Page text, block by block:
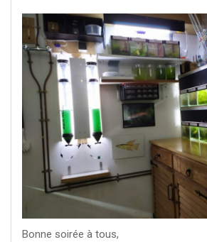
Bonne soirée à tous,